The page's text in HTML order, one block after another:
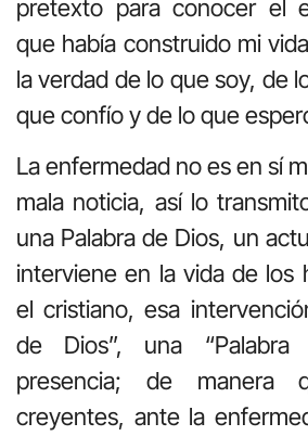
pretexto para conocer el
que había construido mi
la verdad de lo que soy, de
que confío y de lo que
La enfermedad no es en sí
mala noticia, así lo
una Palabra de Dios, un
interviene en la vida de los
el cristiano, esa
de Dios”, una
presencia; de manera
creyentes, ante la